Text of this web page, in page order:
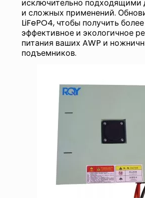
исключительно подходящими
и сложных применений.
LiFePO4, чтобы получить
эффективное и экологичное
питания ваших AWP и
подъемников.